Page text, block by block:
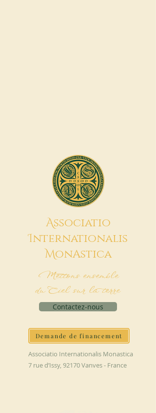
Associatio
Internationalis
MonAstica
Mettons ensemble
du Ciel sur la terre
Contactez-nous
Demande de financement
Associatio Internationalis Monastica
7 rue d’Issy, 92170 Vanves - France